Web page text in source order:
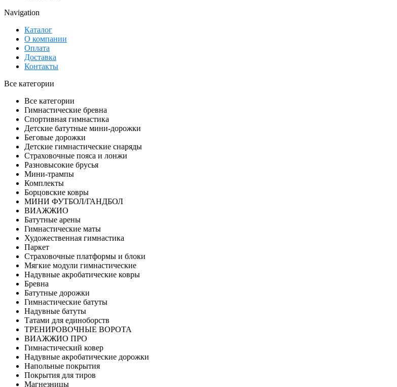
Navigation
Каталог
О компании
Оплата
Доставка
Контакты
Все категории
Все категории
Гимнастические бревна
Спортивная гимнастика
Детские батутные мини-дорожки
Беговые дорожки
Детские гимнастические снаряды
Страховочные пояса и лонжи
Разновысокие брусья
Мини-трампы
Комплекты
Борцовские ковры
МИНИ ФУТБОЛ/ГАНДБОЛ
ВИАЖЖИО
Батутные арены
Гимнастические маты
Художественная гимнастика
Паркет
Страховочные платформы и блоки
Мягкие модули гимнастические
Надувные акробатические ковры
Бревна
Батутные дорожки
Гимнастические батуты
Надувные батуты
Татами для единоборств
ТРЕНИРОВОЧНЫЕ ВОРОТА
ВИАЖЖИО ПРО
Гимнастический ковер
Надувные акробатические дорожки
Напольные покрытия
Покрытия для тиров
Магнезницы